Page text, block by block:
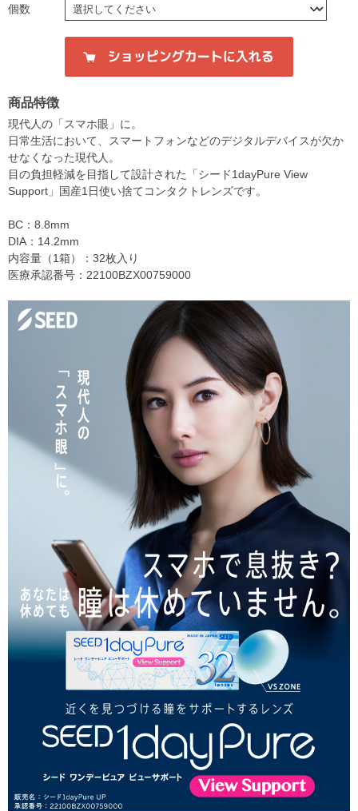
個数
商品特徴
現代人の「スマホ眼」に。
日常生活において、スマートフォンなどのデジタルデバイスが欠か
せなくなった現代人。
目の負担軽減を目指して設計された「シード1dayPure View
Support」国産1日使い捨てコンタクトレンズです。
BC：8.8mm
DIA：14.2mm
内容量（1箱）：32枚入り
医療承認番号：22100BZX00759000